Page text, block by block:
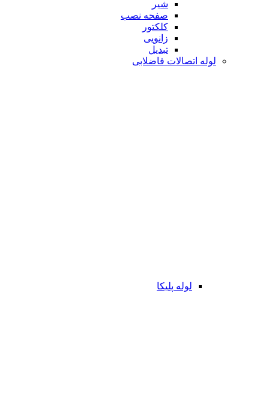
شیر
صفحه نصب
کلکتور
زانویی
تبدیل
لوله اتصالات فاضلابی
لوله پلیکا